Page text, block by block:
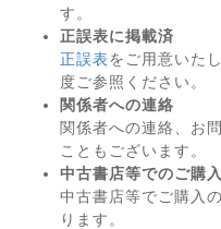
す。
正誤表に掲載済
正誤表をご用意いた
度ご参照ください。
関係者への連絡
関係者への連絡、お
こともございます。
中古書店等でのご購入
中古書店等でご購入
ります。